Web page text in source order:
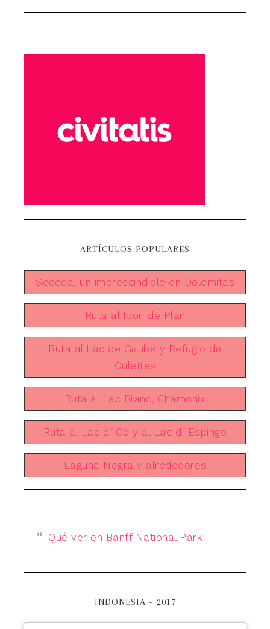
ARTÍCULOS POPULARES
Seceda, un imprescindible en Dolomitas
Ruta al Ibón de Plan
Ruta al Lac de Gaube y Refugio de
Oulettes
Ruta al Lac Blanc, Chamonix
Ruta al Lac d´Oô y al Lac d´Espingo
Laguna Negra y alrededores
Qué ver en Banff National Park
INDONESIA – 2017